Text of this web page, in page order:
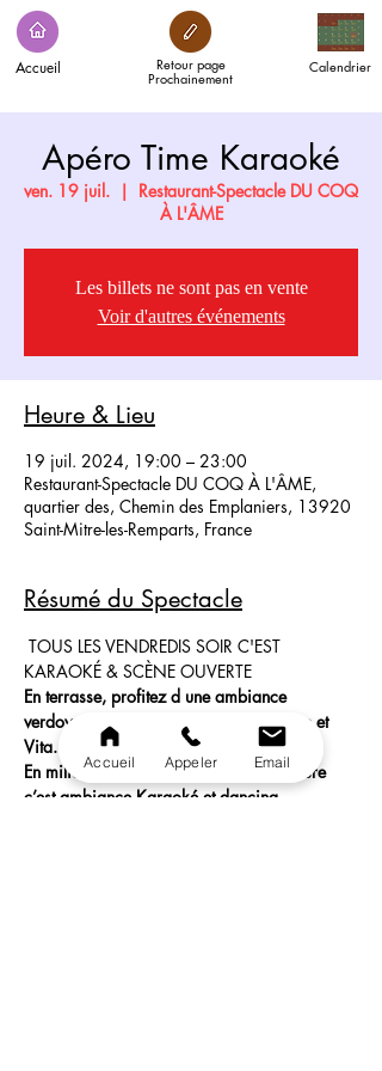
Accueil Calendrier
Retour page
Prochainement
Apéro Time Karaoké
ven. 19 juil.
  |
Restaurant-Spectacle DU COQ
À L'ÂME
Les billets ne sont pas en vente
Voir d'autres événements
Heure & Lieu
19 juil. 2024, 19:00 – 23:00
Restaurant-Spectacle DU COQ À L'ÂME,
quartier des, Chemin des Emplaniers, 13920
Saint-Mitre-les-Remparts, France
Résumé du Spectacle
TOUS LES VENDREDIS SOIR C'EST
KARAOKÉ & SCÈNE OUVERTE
En terrasse, profitez d une ambiance
verdoyante et estivale, animée par Ange et
Vita.
En milieu de soirée dans la salle intérieure
c’est ambiance Karaoké et dancing.
Accueil Appeler Email